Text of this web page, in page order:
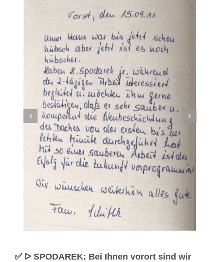
✅ ᐅ SPODAREK: Bei Ihnen vorort sind wir